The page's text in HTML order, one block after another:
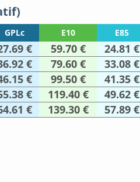
GPLc E10 E85
€ 59.70 €
24.81 €
€ 79.60 €
33.08 €
€ 99.50 €
41.35 €
€ 119.40 €
49.62 €
€ 139.30 € 57.89 €